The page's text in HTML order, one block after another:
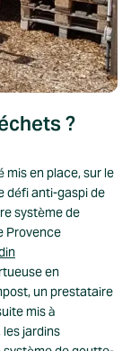
?
mis en place, sur le
défi anti-gaspi de
système de
Provence
en
un prestataire
mis à
les jardins